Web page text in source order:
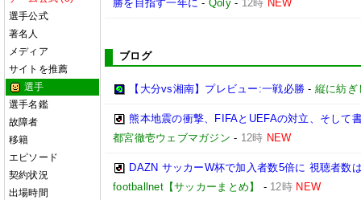
選手公式
著名人
メディア
サイトを推薦
選手
選手名鑑
故障者
移籍
エピソード
契約状況
出場時間
勝を目指す一年に - Qoly - 12時 NEW
ブログ
【大分vs湘南】プレビュー:一戦必勝 - 縦に紡ぎ
熊本地震の衝撃、FIFAとUEFAの対立、そして
都宮徹壱ウェブマガジン - 12時 NEW
DAZN サッカーW杯で加入者数5倍に 視聴者数
footballnet【サッカーまとめ】
- 12時 NEW